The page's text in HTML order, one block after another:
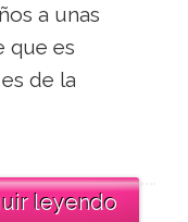
a unas
que es
de la
leyendo